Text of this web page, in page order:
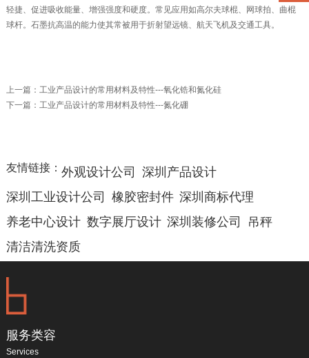
轻捷、促进吸收能量、增强强度和硬度。常见应用如高尔夫球棍、网球拍、曲棍
球杆。石墨抗高温的能力使其常被用于折射望远镜、航天飞机及交通工具。
上一篇： 工业产品设计的常用材料及特性---氧化锆和氮化硅
下一篇： 工业产品设计的常用材料及特性---氮化硼
友情链接： 外观设计公司
深圳产品设计
深圳工业设计公司
橡胶密封件 深圳商标代理
养老中心设计 数字展厅设计 深圳装修公司
吊秤
清洁清洗资质
服务类容
Services